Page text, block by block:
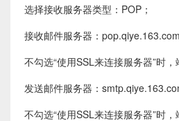
选择接收服务器类型：POP；
接收邮件服务器：pop.qiye.163.com
不勾选“使用SSL来连接服务器”时
发送邮件服务器：
不勾选“使用SSL来连接服务器”时